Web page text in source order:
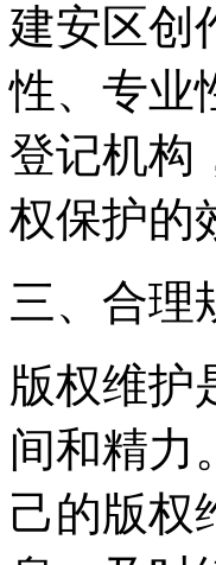
建安区创
性、专业
登记机构
权保护的
三、合理
版权维护
间和精力
己的版权